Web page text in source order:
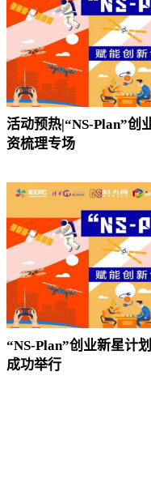
活动预热|“NS-Plan”
资梳理专场
“NS-Plan”创业新星计
成功举行